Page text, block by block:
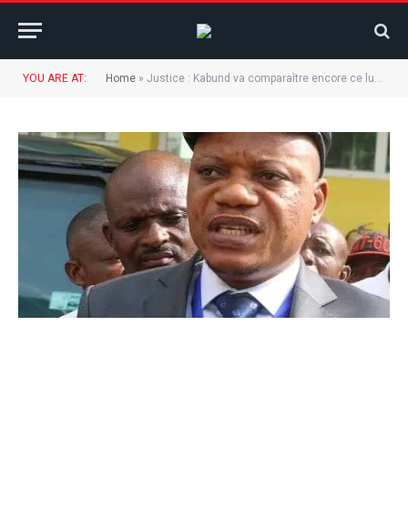
YOU ARE AT: Home » Justice : Kabund va comparaître encore ce lundi devant la Cour de cassation.